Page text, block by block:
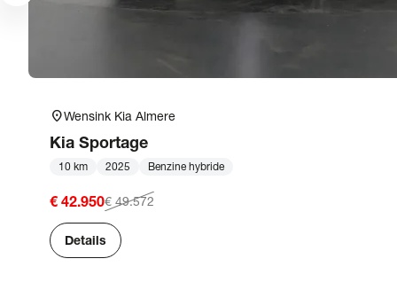
location_onWensink Kia Almere
Kia Sportage
10 km 2025 Benzine hybride
€ 42.950€ 49.572
Details